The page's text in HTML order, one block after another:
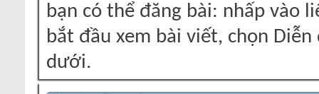
bạn có thể đăng bài: nhấp vào
bắt đầu xem bài viết, chọn
dưới.